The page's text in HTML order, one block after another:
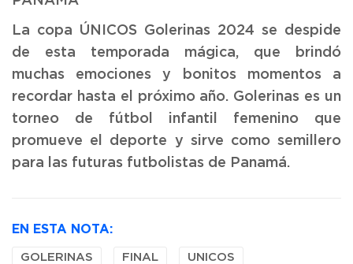
La copa ÚNICOS Golerinas 2024 se despide
de esta temporada mágica, que brindó
muchas emociones y bonitos momentos a
recordar hasta el próximo año. Golerinas es un
torneo de fútbol infantil femenino que
promueve el deporte y sirve como semillero
para las futuras futbolistas de Panamá.
EN ESTA NOTA:
GOLERINAS FINAL UNICOS